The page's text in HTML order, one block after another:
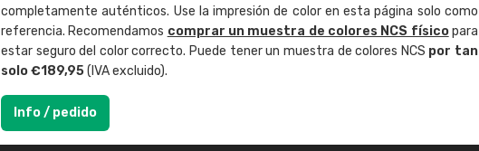
completamente auténticos. Use la impresión de color en esta página solo como
referencia. Recomendamos comprar un muestra de colores NCS físicopara
estar seguro del color correcto. Puede tener un muestra de colores NCS por tan
solo €189,95(IVA excluido).
Info / pedido